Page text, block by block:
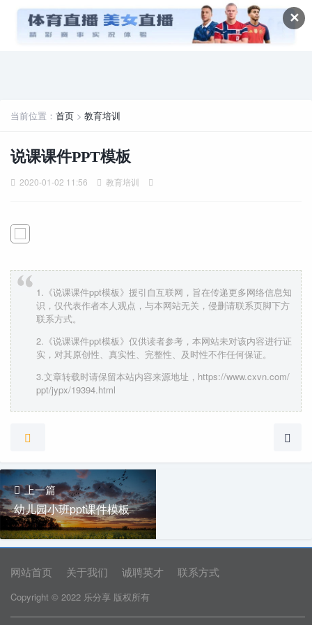
✕
当前位置： 首页 > 教育培训
说课课件PPT模板
2020-01-02 11:56 教育培训
1.《说课课件ppt模板》援引自互联网，旨在传递更多网络信息知
识，仅代表作者本人观点，与本网站无关，侵删请联系页脚下方
联系方式。
2.《说课课件ppt模板》仅供读者参考，本网站未对该内容进行证
实，对其原创性、真实性、完整性、及时性不作任何保证。
3.文章转载时请保留本站内容来源地址，https://www.cxvn.com/
ppt/jypx/19394.html
上一篇
幼儿园小班ppt课件模板
网站首页 关于我们 诚聘英才 联系方式
Copyright © 2022 乐分享 版权所有